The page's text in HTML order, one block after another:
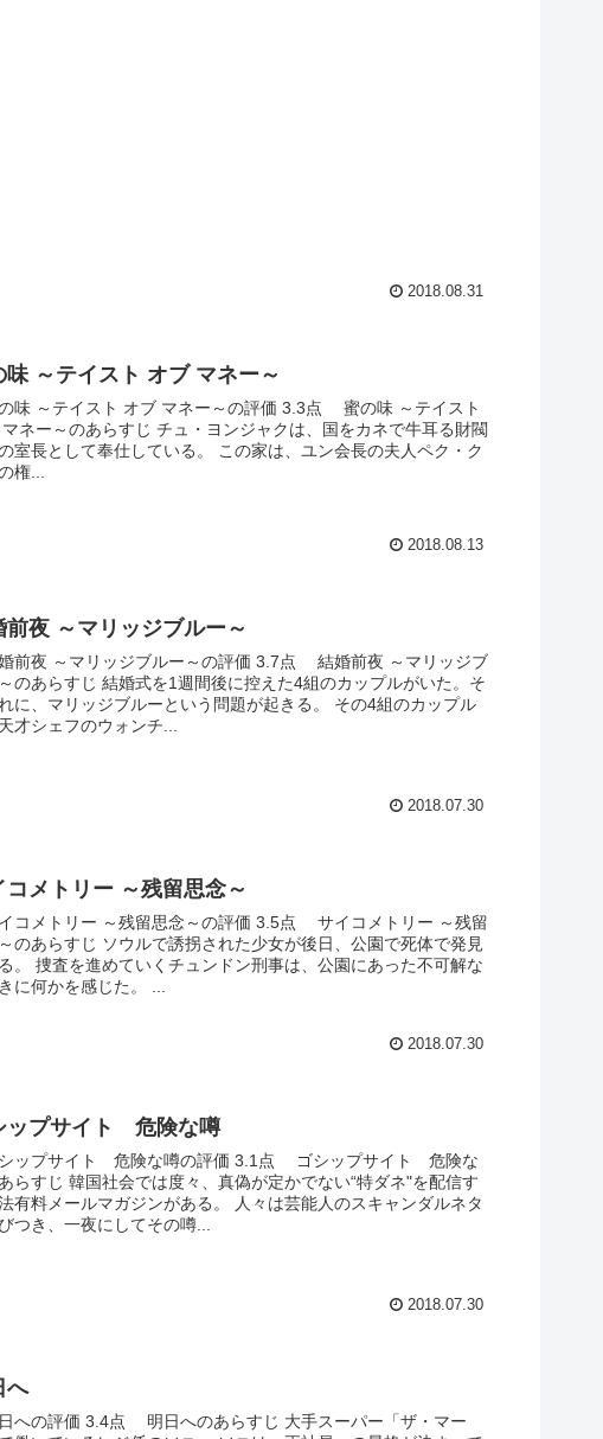
2018.08.31
味 ～テイスト オブ マネー～
～テイスト オブ マネー～の評価 3.3点 蜜の味 ～テイスト
ネー～のあらすじ チュ・ヨンジャクは、国をカネで牛耳る財閥
室長として奉仕している。 この家は、ユン会長の夫人ペク・ク
権...
2018.08.13
前夜 ～マリッジブルー～
夜 ～マリッジブルー～の評価 3.7点 結婚前夜 ～マリッジブ
のあらすじ 結婚式を1週間後に控えた4組のカップルがいた。そ
に、マリッジブルーという問題が起きる。 その4組のカップル
才シェフのウォンチ...
2018.07.30
コメトリー ～残留思念～
メトリー ～残留思念～の評価 3.5点 サイコメトリー ～残留
のあらすじ ソウルで誘拐された少女が後日、公園で死体で発見
。 捜査を進めていくチュンドン刑事は、公園にあった不可解な
に何かを感じた。 ...
2018.07.30
ップサイト 危険な噂
プサイト 危険な噂の評価 3.1点 ゴシップサイト 危険な
らすじ 韓国社会では度々、真偽が定かでない“特ダネ"を配信す
有料メールマガジンがある。 人々は芸能人のスキャンダルネタ
つき、一夜にしてその噂...
2018.07.30
へ
の評価 3.4点 明日へのあらすじ 大手スーパー「ザ・マー